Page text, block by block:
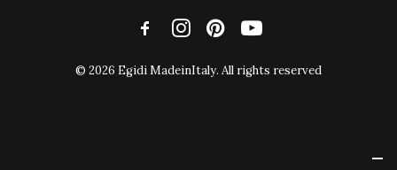
© 2026 Egidi MadeinItaly. All rights reserved